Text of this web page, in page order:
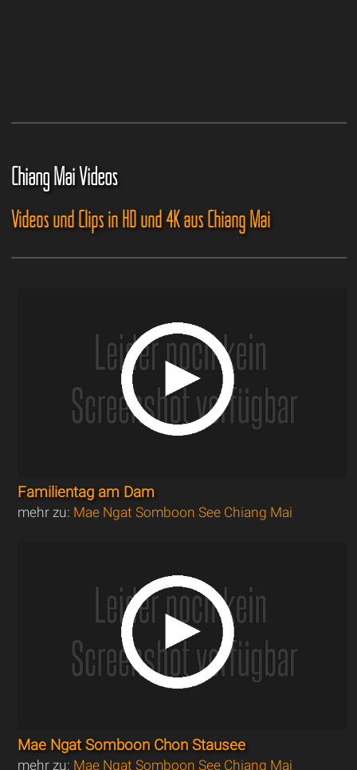
Chiang Mai Videos
Videos und Clips in HD und 4K aus Chiang Mai
Familientag am Dam
mehr zu: Mae Ngat Somboon See Chiang Mai
Mae Ngat Somboon Chon Stausee
mehr zu: Mae Ngat Somboon See Chiang Mai